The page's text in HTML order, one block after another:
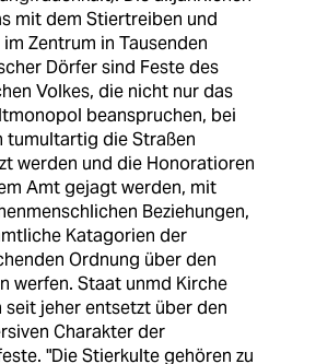
mit dem Stiertreiben und
Zentrum in Tausenden
Dörfer sind Feste des
Volkes, die nicht nur das
beanspruchen, bei
tumultartig die Straßen
werden und die Honoratioren
Amt gejagt werden, mit
Beziehungen,
Katagorien der
Ordnung über den
werfen. Staat unmd Kirche
seit jeher entsetzt über den
Charakter der
"Die Stierkulte gehören zu